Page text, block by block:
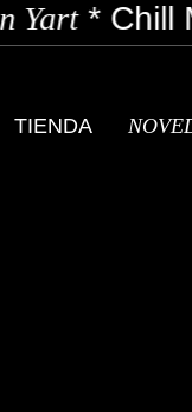
Yart*Chill
TIENDA